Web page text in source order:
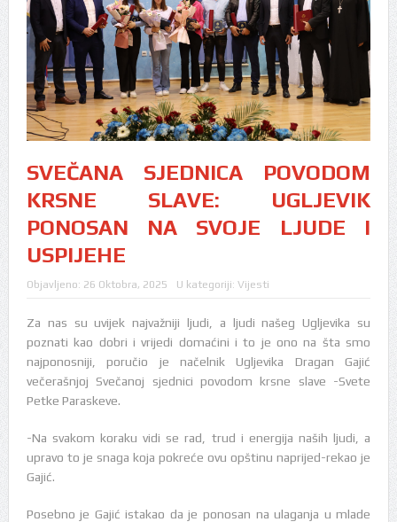
SVEČANA SJEDNICA POVODOM
KRSNE SLAVE: UGLJEVIK
PONOSAN NA SVOJE LJUDE I
USPIJEHE
Objavljeno: 26 Oktobra, 2025 U kategoriji: Vijesti
Za nas su uvijek najvažniji ljudi, a ljudi našeg Ugljevika su
poznati kao dobri i vrijedi domaćini i to je ono na šta smo
najponosniji, poručio je načelnik Ugljevika Dragan Gajić
večerašnjoj Svečanoj sjednici povodom krsne slave -Svete
Petke Paraskeve.
-Na svakom koraku vidi se rad, trud i energija naših ljudi, a
upravo to je snaga koja pokreće ovu opštinu naprijed-rekao je
Gajić.
Posebno je Gajić istakao da je ponosan na ulaganja u mlade